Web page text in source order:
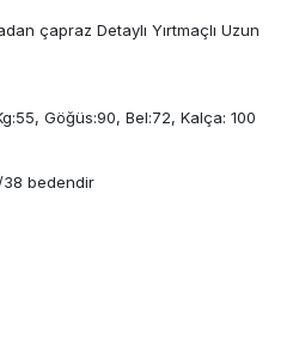
çapraz Detaylı Yırtmaçlı Uzun
Göğüs:90, Bel:72, Kalça: 100
bedendir